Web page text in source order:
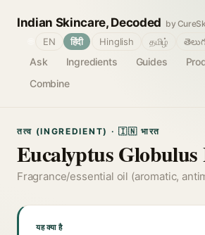
Indian Skincare, Decoded by
Ask Ingredients Guides
Combine
EN हिंदी Hinglish தமிழ்
तत्व (INGREDIENT) · 🇮🇳 भारत
Eucalyptus
Fragrance/essential oil (aromatic,
यह क्या है